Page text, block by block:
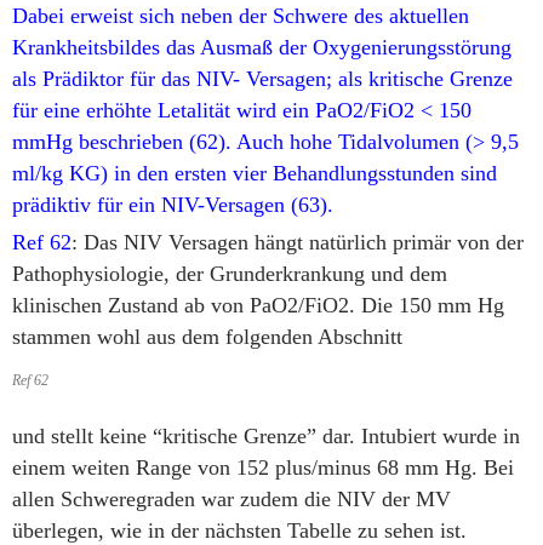
Dabei erweist sich neben der Schwere des aktuellen
Krankheitsbildes das Ausmaß der Oxygenierungsstörung
als Prädiktor für das NIV- Versagen; als kritische Grenze
für eine erhöhte Letalität wird ein PaO2/FiO2 < 150
mmHg beschrieben (62). Auch hohe Tidalvolumen (> 9,5
ml/kg KG) in den ersten vier Behandlungsstunden sind
prädiktiv für ein NIV-Versagen (63).
Ref 62: Das NIV Versagen hängt natürlich primär von der
Pathophysiologie, der Grunderkrankung und dem
klinischen Zustand ab von PaO2/FiO2. Die 150 mm Hg
stammen wohl aus dem folgenden Abschnitt
Ref 62
und stellt keine “kritische Grenze” dar. Intubiert wurde in
einem weiten Range von 152 plus/minus 68 mm Hg. Bei
allen Schweregraden war zudem die NIV der MV
überlegen, wie in der nächsten Tabelle zu sehen ist.